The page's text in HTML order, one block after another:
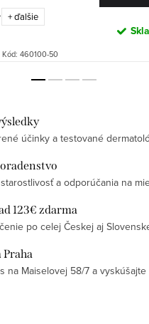
+ ďalšie
Kód: 460100-50
účinky a testované
a odporúčania na
123€ zdarma
po celej Českej aj
Praha
na Maiselovej 58/7 a